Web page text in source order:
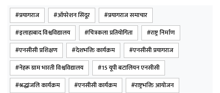
निहत्थे नागरिकों को निशाना बनाकर एक वीभत्स आतंकी हमला
किया गया था, जिसमें अनेक भारतीय न शहीदों की पुण्य स्मृति,
दिवंगत आत्माओं की शांति तथा राष्ट्र की सुख- समृद्धि हेतु बटालियन
परिसर में वैदिक मंत्रोच्चार के मध्य हवन-पूजन का आयोजन किया
गया। उपस्थित कैडेट्स एवं स्टाफ ने राष्ट्र की सुरक्षा, एकता एवं शांति
के लिए सामूहिक संकल्प भी लिया।
प्रयागराज ऑपरेशन सिंदूर
प्रयागराज समाचार
इलाहाबाद विश्वविद्यालय
चित्रकला प्रतियोगिता
राष्ट्र निर्माण
एनसीसी प्रशिक्षण
देशभक्ति कार्यक्रम
एनसीसी प्रयागराज
नेहरू ग्राम भारती विश्वविद्यालय
15 यूपी बटालियन एनसीसी
श्रद्धांजलि कार्यक्रम
एनसीसी कार्यक्रम
राष्ट्रभक्ति आयोजन